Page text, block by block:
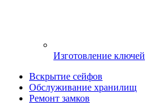
Изготовление ключей
Вскрытие сейфов
Обслуживание хранилищ
Ремонт замков